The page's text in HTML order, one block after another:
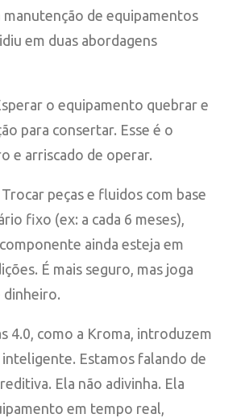
manutenção de equipamentos
em duas abordagens
o equipamento quebrar e
para consertar. Esse é o
e arriscado de operar.
peças e fluidos com base
fixo (ex: a cada 6 meses),
ainda esteja em
É mais seguro, mas joga
dinheiro.
4.0, como a Kroma, introduzem
inteligente. Estamos falando de
Ela não adivinha. Ela
em tempo real,